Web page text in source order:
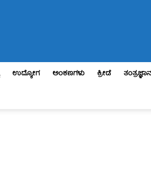
ಉದ್ಯೋಗ ಅಂಕಣಗಳು ಕ್ರೀಡೆ